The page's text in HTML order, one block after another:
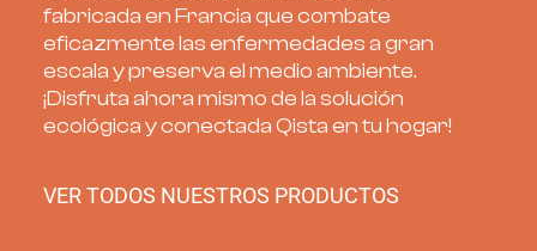
fabricada en Francia que combate
eficazmente las enfermedades a gran
escala y preserva el medio ambiente.
¡Disfruta ahora mismo de la solución
ecológica y conectada Qista en tu hogar!
VER TODOS NUESTROS PRODUCTOS